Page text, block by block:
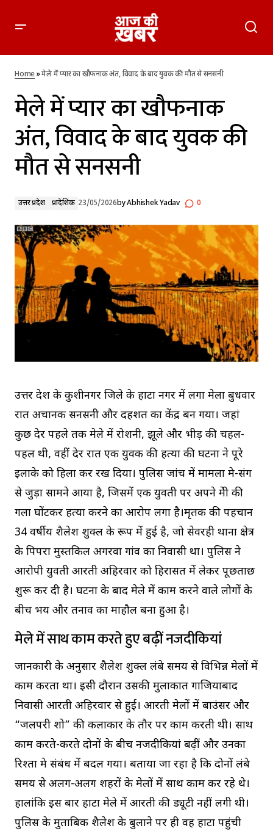
मेले में प्यार का खौफनाक अंत, विवाद के बाद युवक की मौत से सनसनी
Home»मेले में प्यार का खौफनाक अंत, विवाद के बाद युवक की मौत से सनसनी
मेले में प्यार का खौफनाक
अंत, विवाद के बाद युवक की
मौत से सनसनी
उत्तर प्रदेश प्रादेशिक 23/05/2026byAbhishek Yadav 0
उत्तर प्रदेश के कुशीनगर जिले के हाटा नगर में लगा मेला बुधवार
रात अचानक सनसनी और दहशत का केंद्र बन गया। जहां
कुछ देर पहले तक मेले में रोशनी, झूले और भीड़ की चहल-
पहल थी, वहीं देर रात एक युवक की हत्या की घटना ने पूरे
इलाके को हिला कर रख दिया। पुलिस जांच में मामला प्रेम-प्रसंग
से जुड़ा सामने आया है, जिसमें एक युवती पर अपने प्रेमी की
गला घोंटकर हत्या करने का आरोप लगा है।मृतक की पहचान
34 वर्षीय शैलेश शुक्ल के रूप में हुई है, जो सेवरही थाना क्षेत्र
के पिपरा मुस्तकिल अगरवा गांव का निवासी था। पुलिस ने
आरोपी युवती आरती अहिरवार को हिरासत में लेकर पूछताछ
शुरू कर दी है। घटना के बाद मेले में काम करने वाले लोगों के
बीच भय और तनाव का माहौल बना हुआ है।
मेले में साथ काम करते हुए बढ़ीं नजदीकियां
जानकारी के अनुसार शैलेश शुक्ल लंबे समय से विभिन्न मेलों में
काम करता था। इसी दौरान उसकी मुलाकात गाजियाबाद
निवासी आरती अहिरवार से हुई। आरती मेलों में बाउंसर और
“जलपरी शो” की कलाकार के तौर पर काम करती थी। साथ
काम करते-करते दोनों के बीच नजदीकियां बढ़ीं और उनका
रिश्ता प्रेम संबंध में बदल गया। बताया जा रहा है कि दोनों लंबे
समय से अलग-अलग शहरों के मेलों में साथ काम कर रहे थे।
हालांकि इस बार हाटा मेले में आरती की ड्यूटी नहीं लगी थी।
पुलिस के मुताबिक शैलेश के बुलाने पर ही वह हाटा पहुंची